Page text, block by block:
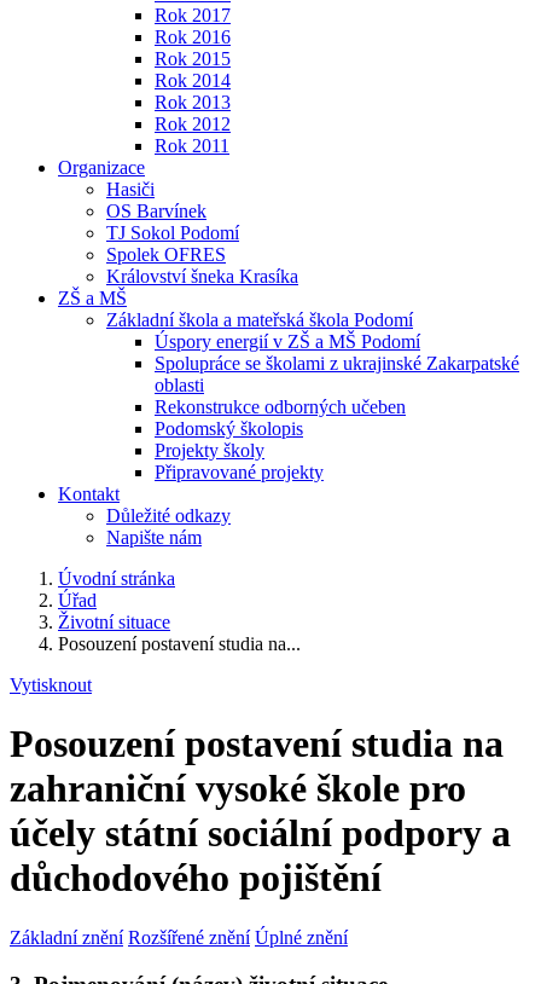
Rok 2017
Rok 2016
Rok 2015
Rok 2014
Rok 2013
Rok 2012
Rok 2011
Organizace
Hasiči
OS Barvínek
TJ Sokol Podomí
Spolek OFRES
Království šneka Krasíka
ZŠ a MŠ
Základní škola a mateřská škola Podomí
Úspory energií v ZŠ a MŠ Podomí
Spolupráce se školami z ukrajinské Zakarpatské
oblasti
Rekonstrukce odborných učeben
Podomský školopis
Projekty školy
Připravované projekty
Kontakt
Důležité odkazy
Napište nám
Úvodní stránka
Úřad
Životní situace
Posouzení postavení studia na...
Vytisknout
Posouzení postavení studia na
zahraniční vysoké škole pro
účely státní sociální podpory a
důchodového pojištění
Základní znění Rozšířené znění Úplné znění